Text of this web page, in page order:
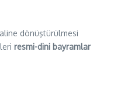
dönüştürülmesi
resmi-dini bayramlar